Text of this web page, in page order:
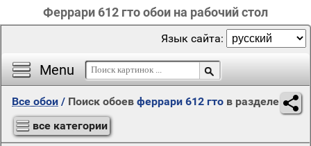
Феррари 612 гто обои на рабочий стол
Menu
Язык сайта:
Все обои / Поиск обоев феррари 612 гто в разделе
все категории